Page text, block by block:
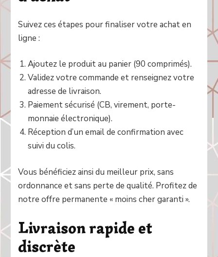
Suivez ces étapes pour finaliser votre achat en
ligne :
Ajoutez le produit au panier (90 comprimés).
Validez votre commande et renseignez votre
adresse de livraison.
Paiement sécurisé (CB, virement, porte-
monnaie électronique).
Réception d’un email de confirmation avec
suivi du colis.
Vous bénéficiez ainsi du meilleur prix, sans
ordonnance et sans perte de qualité. Profitez de
notre offre permanente « moins cher garanti ».
Livraison rapide et
discrète